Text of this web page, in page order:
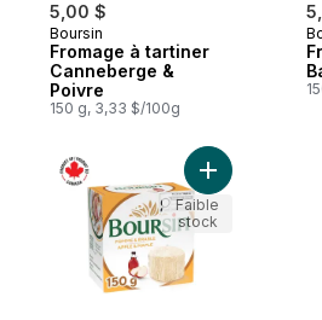
5,00 $
Préparé au Canada
Boursin
Fromage à tartiner
Canneberge &
Poivre
150 g, 3,33 $/100g
Ajouter
Faible
stock